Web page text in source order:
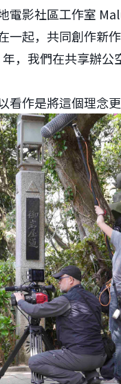
電影社區工作室
起，共同創作新作
，我們在共享辦
看作是將這個理念